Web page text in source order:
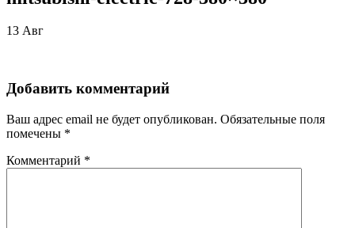
13 Авг
Добавить комментарий
Ваш адрес email не будет опубликован. Обязательные поля
помечены *
Комментарий *